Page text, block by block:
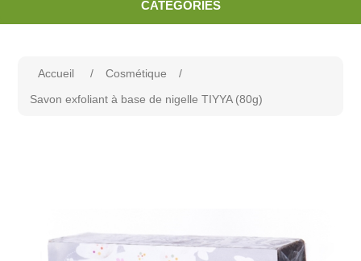
CATEGORIES
Accueil / Cosmétique
/
Savon exfoliant à base de nigelle TIYYA (80g)